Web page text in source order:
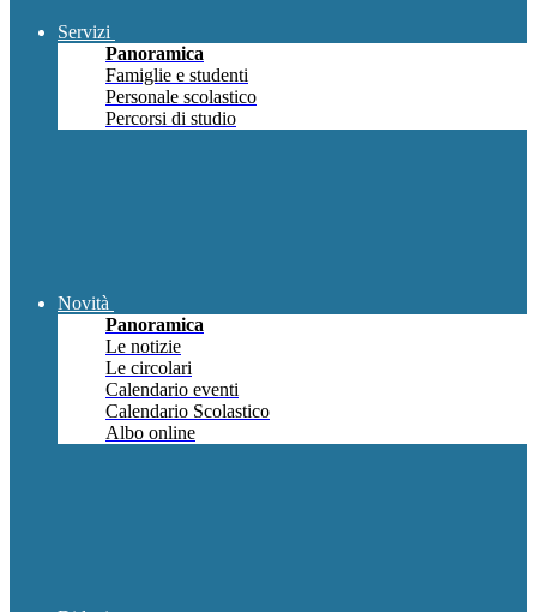
Servizi
Panoramica
Famiglie e studenti
Personale scolastico
Percorsi di studio
Novità
Panoramica
Le notizie
Le circolari
Calendario eventi
Calendario Scolastico
Albo online